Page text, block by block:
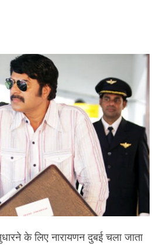
के लिए नारायणन दुबई चला जाता